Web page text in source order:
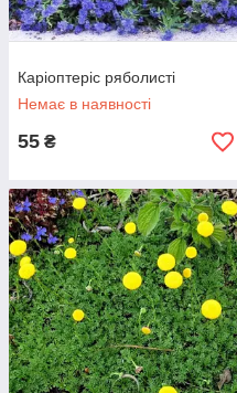
Каріоптеріс ряболисті
Немає в наявності
55 ₴